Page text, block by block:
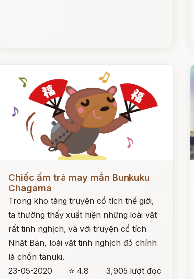
Đọc ngay
Chiếc ấm trà may mắn Bunkuku
Chagama
Trong kho tàng truyện cổ tích thế giới,
ta thường thấy xuất hiện những loài vật
rất tinh nghịch, và với truyện cổ tích
Nhật Bản, loài vật tinh nghịch đó chính
là chồn tanuki.
23-05-2020
⭐ 4.8
3,905 lượt đọc